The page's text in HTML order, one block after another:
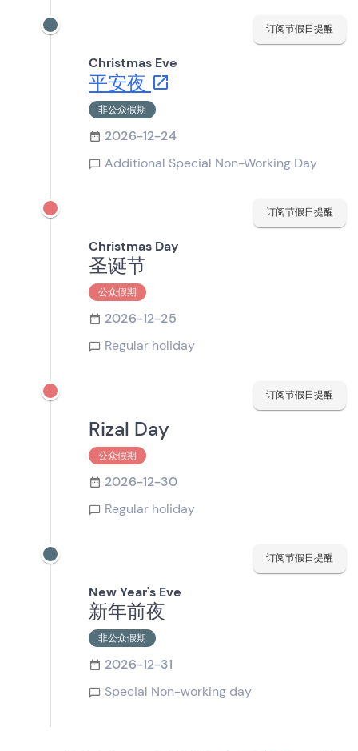
订阅节假日提醒
Christmas Eve
平安夜
非公众假期
2026-12-24
Additional Special Non-Working Day
订阅节假日提醒
Christmas Day
圣诞节
公众假期
2026-12-25
Regular holiday
订阅节假日提醒
Rizal Day
公众假期
2026-12-30
Regular holiday
订阅节假日提醒
New Year's Eve
新年前夜
非公众假期
2026-12-31
Special Non-working day